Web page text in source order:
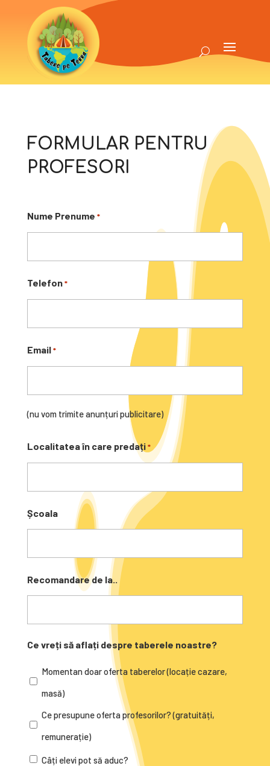
FORMULAR PENTRU
PROFESORI
Nume Prenume *
Telefon *
Email *
(nu vom trimite anunțuri publicitare)
Localitatea în care predați *
Școala
Recomandare de la..
Ce vreți să aflați despre taberele noastre?
Momentan doar oferta taberelor (locație cazare,
masă)
Ce presupune oferta profesorilor? (gratuități,
remunerație)
Câți elevi pot să aduc?